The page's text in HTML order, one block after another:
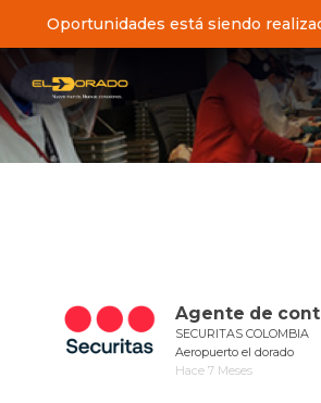
Oportunidades está siendo
Agente de
SECURITAS COLOMBIA
Aeropuerto el dorado
Hace 7 Meses